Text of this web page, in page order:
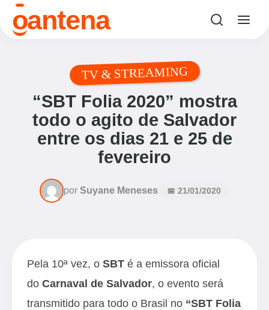
oantena
TV & STREAMING
“SBT Folia 2020” mostra
todo o agito de Salvador
entre os dias 21 e 25 de
fevereiro
por Suyane Meneses 📅 21/01/2020
Pela 10ª vez, o SBT é a emissora oficial
do Carnaval de Salvador, o evento será
transmitido para todo o Brasil no “SBT Folia